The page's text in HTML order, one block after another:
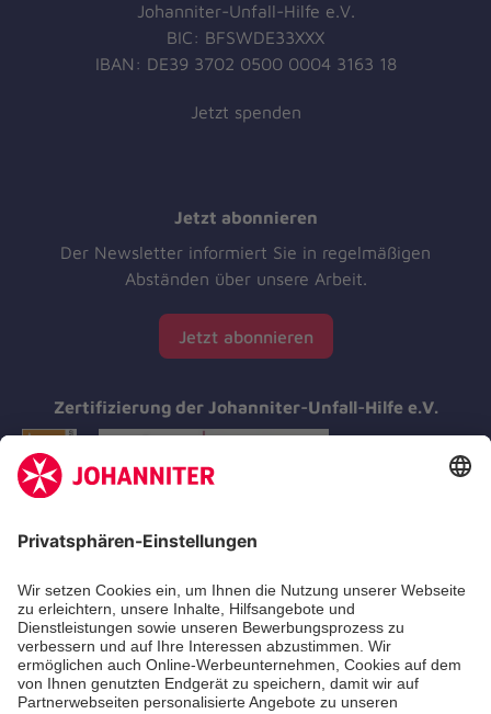
Johanniter-Unfall-Hilfe e.V.
BIC: BFSWDE33XXX
IBAN: DE39 3702 0500 0004 3163 18
Jetzt spenden
Jetzt abonnieren
Der Newsletter informiert Sie in regelmäßigen
Abständen über unsere Arbeit.
Jetzt abonnieren
Zertifizierung der Johanniter-Unfall-Hilfe e.V.
Aus- & Fortbildung
Erste-Hilfe-Kurse
Jobs & Ehrenamt